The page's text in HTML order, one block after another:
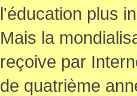
l'éducation plus
Mais la
reçoive par
de quatrième